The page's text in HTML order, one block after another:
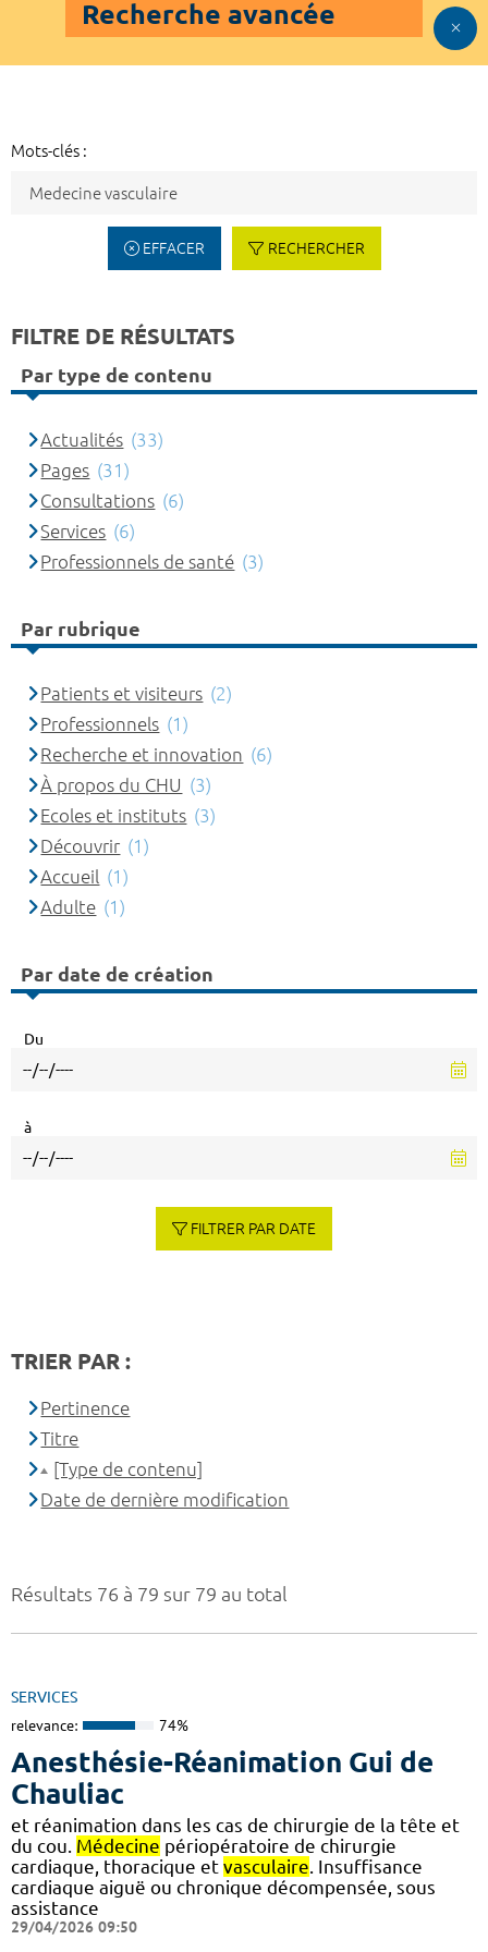
Recherche avancée
Mots-clés :
EFFACER RECHERCHER
Résultats 76 à 79 sur 79 au total
SERVICES
relevance: 74%
Anesthésie-Réanimation Gui de
Chauliac
et réanimation dans les cas de chirurgie de la tête et
du cou. Médecine périopératoire de chirurgie
cardiaque, thoracique et vasculaire. Insuffisance
cardiaque aiguë ou chronique décompensée, sous
assistance
29/04/2026 09:50
FILTRE DE RÉSULTATS
Par type de contenu
Actualités (33)
Pages (31)
Consultations (6)
Services (6)
Professionnels de santé (3)
Par rubrique
Patients et visiteurs (2)
Professionnels (1)
Recherche et innovation (6)
À propos du CHU (3)
Ecoles et instituts (3)
Découvrir (1)
Accueil (1)
Adulte (1)
Par date de création
Du
à
FILTRER PAR DATE
TRIER PAR :
Pertinence
Titre
[Type de contenu]
Date de dernière modification